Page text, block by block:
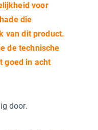
voor
die
van dit product.
de technische
goed in acht
door.